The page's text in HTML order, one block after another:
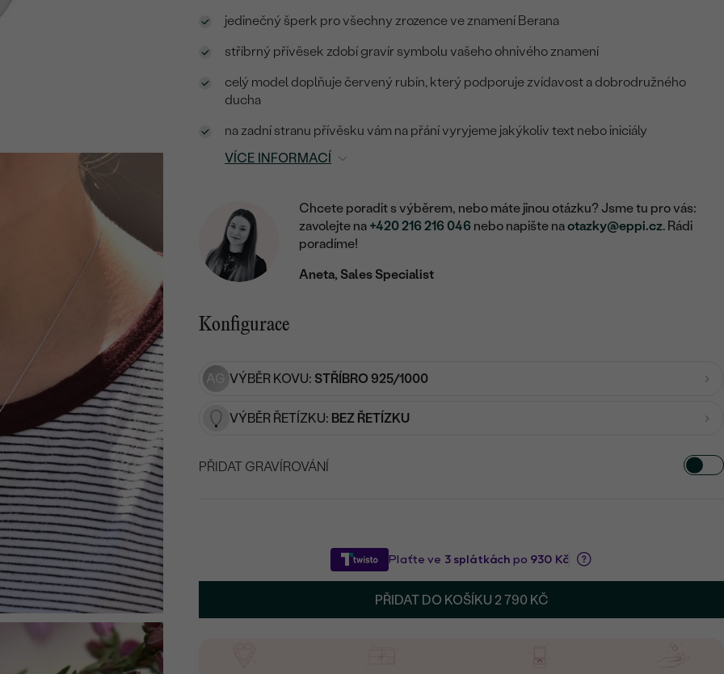
jedinečný šperk pro všechny zrozence ve znamení Berana
stříbrný přívěsek zdobí gravír symbolu vašeho ohnivého znamení
celý model doplňuje červený rubín, který podporuje zvídavost a dobrodružného
ducha
na zadní stranu přívěsku vám na přání vyryjeme jakýkoliv text nebo iniciály
VÍCE INFORMACÍ
Chcete poradit s výběrem, nebo máte jinou otázku? Jsme tu pro vás:
zavolejte na +420 216 216 046 nebo napište naotazky@eppi.cz. Rádi
poradíme!
Aneta, Sales Specialist
Konfigurace
AG VÝBĚR KOVU: STŘÍBRO 925/1000
VÝBĚR ŘETÍZKU: BEZ ŘETÍZKU
PŘIDAT GRAVÍROVÁNÍ
PŘIDAT DO KOŠÍKU 2 790 KČ